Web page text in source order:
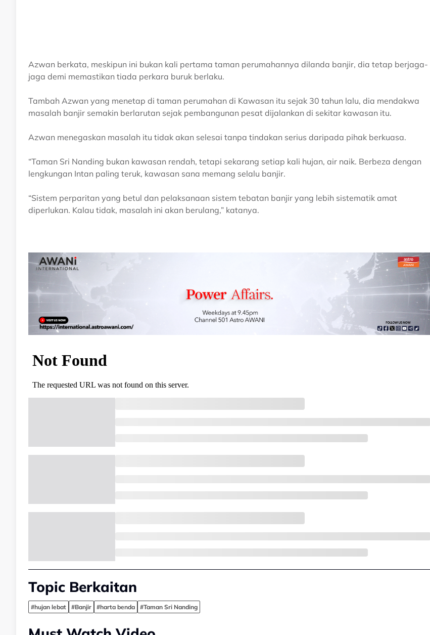
Azwan berkata, meskipun ini bukan kali pertama taman perumahannya dilanda banjir, dia tetap berjaga-
jaga demi memastikan tiada perkara buruk berlaku.
Tambah Azwan yang menetap di taman perumahan di Kawasan itu sejak 30 tahun lalu, dia mendakwa
masalah banjir semakin berlarutan sejak pembangunan pesat dijalankan di sekitar kawasan itu.
Azwan menegaskan masalah itu tidak akan selesai tanpa tindakan serius daripada pihak berkuasa.
“Taman Sri Nanding bukan kawasan rendah, tetapi sekarang setiap kali hujan, air naik. Berbeza dengan
lengkungan Intan paling teruk, kawasan sana memang selalu banjir.
“Sistem perparitan yang betul dan pelaksanaan sistem tebatan banjir yang lebih sistematik amat
diperlukan. Kalau tidak, masalah ini akan berulang,” katanya.
Topic Berkaitan
#hujan lebat #Banjir #harta benda #Taman Sri Nanding